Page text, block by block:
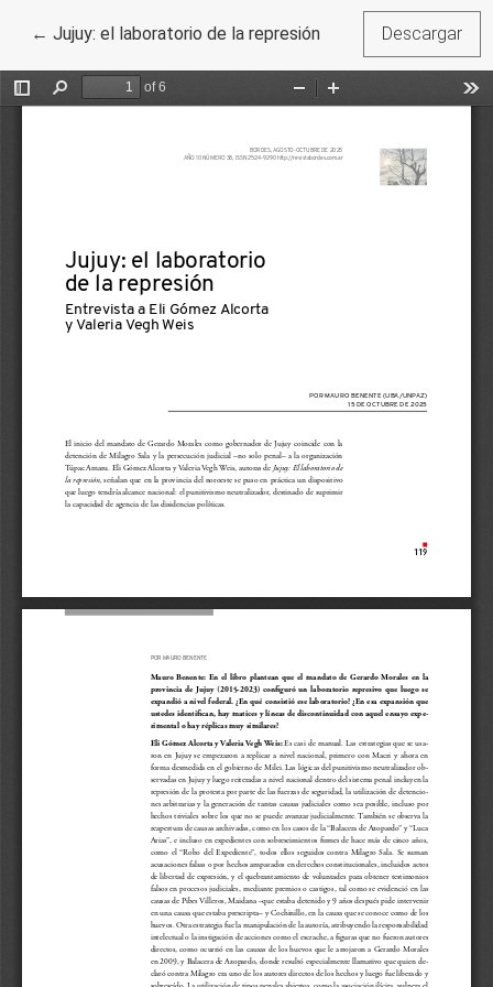
← Volver a los detalles del artículo
Jujuy: el laboratorio de la represión Descargar